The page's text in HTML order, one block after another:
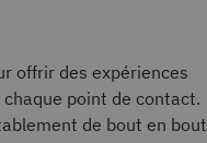
offrir des expériences
point de contact.
de bout en bout